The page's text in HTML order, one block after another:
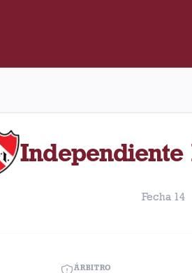
disputado el Domingo, 26
Independiente
Fecha 14
ÁRBITRO